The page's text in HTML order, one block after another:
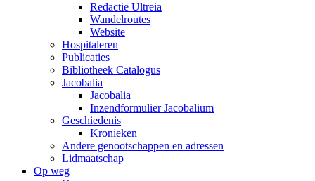
Redactie Ultreia
Wandelroutes
Website
Hospitaleren
Publicaties
Bibliotheek Catalogus
Jacobalia
Jacobalia
Inzendformulier Jacobalium
Geschiedenis
Kronieken
Andere genootschappen en adressen
Lidmaatschap
Op weg